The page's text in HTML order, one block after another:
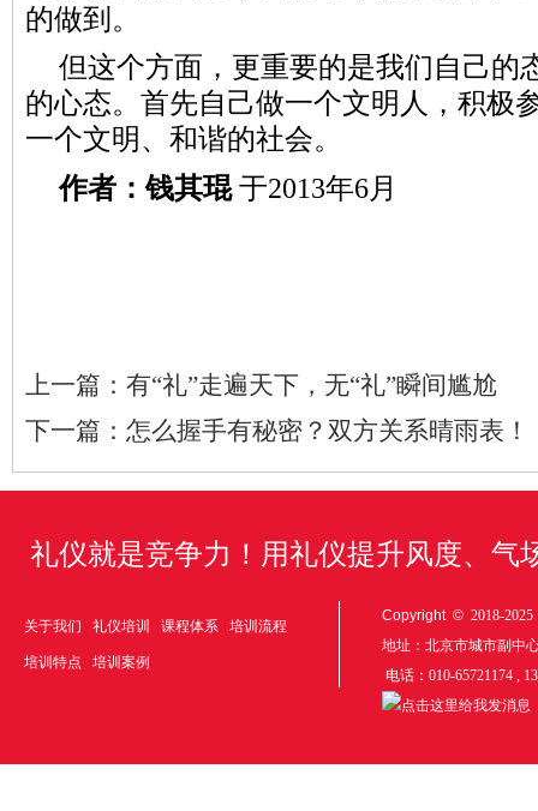
的做到。
但这个方面，更重要的是我们自己的
的心态。首先自己做一个文明人，积极
一个文明、和谐的社会。
作者：钱其琨于2013年6月
上一篇： 有“礼”走遍天下，无“礼”瞬间尴尬
下一篇： 怎么握手有秘密？双方关系晴雨表！
礼仪就是竞争力！用礼仪提升风度、气
关于我们 礼仪培训 课程体系 培训流程
培训特点 培训案例
Copyright © 2018-
地址：北京市城市副中
电话：010-65721174 ,